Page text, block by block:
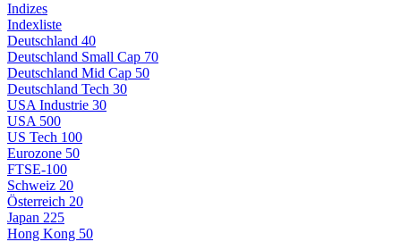
Indizes
Indexliste
Deutschland 40
Deutschland Small Cap 70
Deutschland Mid Cap 50
Deutschland Tech 30
USA Industrie 30
USA 500
US Tech 100
Eurozone 50
FTSE-100
Schweiz 20
Österreich 20
Japan 225
Hong Kong 50